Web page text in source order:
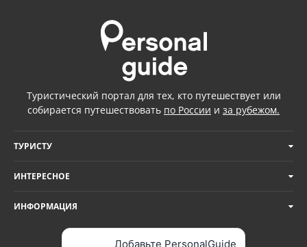
Туристический портал для тех, кто путешествует или
собирается путешествовать по России и за рубежом.
ТУРИСТУ
ИНТЕРЕСНОЕ
ИНФОРМАЦИЯ
Добавьте PersonalGuide